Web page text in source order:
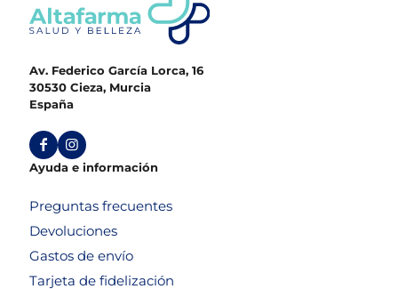
Av. Federico García Lorca, 16
30530 Cieza, Murcia
España
Ayuda e información
Preguntas frecuentes
Devoluciones
Gastos de envío
Tarjeta de fidelización